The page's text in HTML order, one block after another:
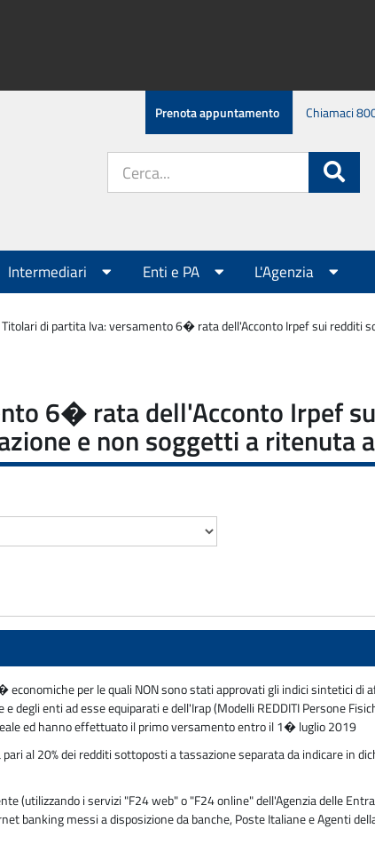
Prenota appuntamento Chiamaci
sito:
Intermediari Enti e PA L'Agenzia
Titolari di partita Iva: versamento 6� rata dell'Acconto Irpef sui redditi
6� rata dell'Acconto Irpef
e non soggetti a ritenuta
per le quali NON sono stati approvati gli indici sintetici
degli enti ad esse equiparati e dell'Irap (Modelli REDDITI Persone
ed hanno effettuato il primo versamento entro il 1� luglio 2019
al 20% dei redditi sottoposti a tassazione separata da indicare in
(utilizzando i servizi "F24 web" o "F24 online" dell'Agenzia delle
banking messi a disposizione da banche, Poste Italiane e Agenti